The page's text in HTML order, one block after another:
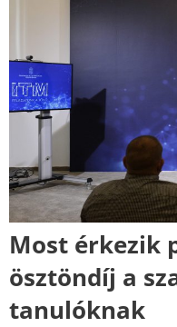
Most érkezik
ösztöndíj a
tanulóknak